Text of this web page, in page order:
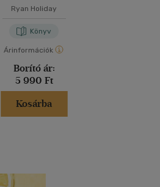
Ryan Holiday
Könyv
Árinformációk
Borító ár:
5 990 Ft
Kosárba